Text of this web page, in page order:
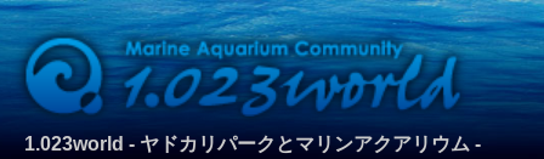
1.023world - ヤドカリパークとマリンアクアリウム -